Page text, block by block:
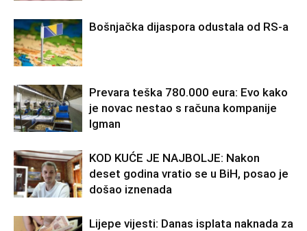
Bošnjačka dijaspora odustala od RS-a
Prevara teška 780.000 eura: Evo kako
je novac nestao s računa kompanije
Igman
KOD KUĆE JE NAJBOLJE: Nakon
deset godina vratio se u BiH, posao je
došao iznenada
Lijepe vijesti: Danas isplata naknada za